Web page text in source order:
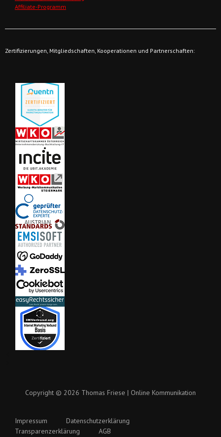
Affiliate-Programm
Zertifizierungen, Mitgliedschaften, Kooperationen und Partnerschaften:
Copyright © 2026 Thomas Friese | Online Kommunikation
Impressum
Datenschutzerklärung
Transparenzerklärung
AGB